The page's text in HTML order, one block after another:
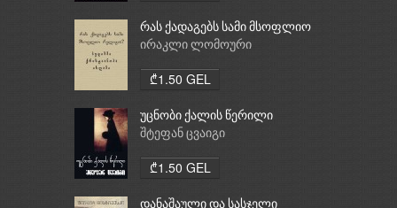
რას ქადაგებს სამი მსოფლიო
რელიგია: ბუდიზმი,
ირაკლი ლომოური
₾1.50 GEL
უცნობი ქალის წერილი
შტეფან ცვაიგი
₾1.50 GEL
დანაშაული და სასჯელი